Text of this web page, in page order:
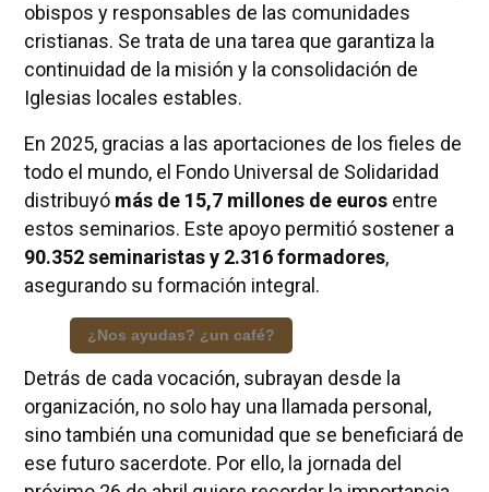
obispos y responsables de las comunidades
cristianas. Se trata de una tarea que garantiza la
continuidad de la misión y la consolidación de
Iglesias locales estables.
En 2025, gracias a las aportaciones de los fieles de
todo el mundo, el Fondo Universal de Solidaridad
distribuyó más de 15,7 millones de eurosentre
estos seminarios. Este apoyo permitió sostener a
90.352 seminaristas y 2.316 formadores,
asegurando su formación integral.
¿Nos ayudas? ¿un café?
Detrás de cada vocación, subrayan desde la
organización, no solo hay una llamada personal,
sino también una comunidad que se beneficiará de
ese futuro sacerdote. Por ello, la jornada del